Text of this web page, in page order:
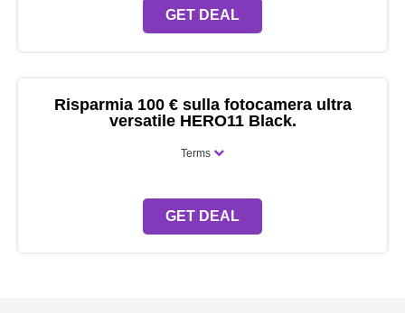
GET DEAL
Risparmia 100 € sulla fotocamera ultra
versatile HERO11 Black.
Terms
GET DEAL